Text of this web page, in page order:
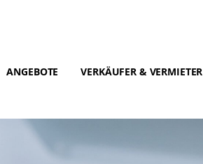
ANGEBOTE VERKÄUFER & VERMIETER